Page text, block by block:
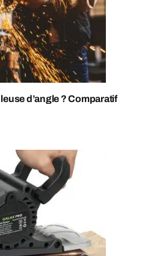
d’angle ? Comparatif